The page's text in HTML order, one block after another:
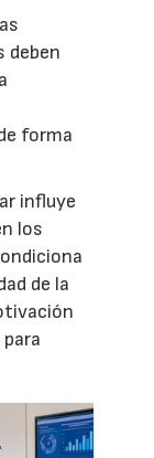
deben
forma
influye
los
de la